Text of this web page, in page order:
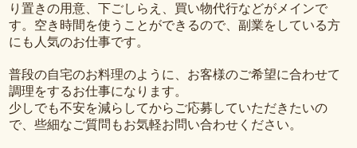
り置きの用意、下ごしらえ、買い物代行などがメインで
す。空き時間を使うことができるので、副業をしている方
にも人気のお仕事です。
普段の自宅のお料理のように、お客様のご希望に合わせて
調理をするお仕事になります。
少しでも不安を減らしてからご応募していただきたいの
で、些細なご質問もお気軽お問い合わせください。